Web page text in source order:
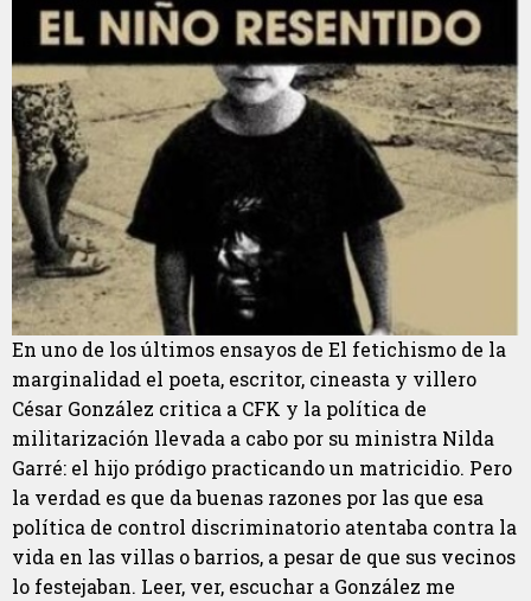
En uno de los últimos ensayos de El fetichismo de la
marginalidad el poeta, escritor, cineasta y villero
César González critica a CFK y la política de
militarización llevada a cabo por su ministra Nilda
Garré: el hijo pródigo practicando un matricidio. Pero
la verdad es que da buenas razones por las que esa
política de control discriminatorio atentaba contra la
vida en las villas o barrios, a pesar de que sus vecinos
lo festejaban. Leer, ver, escuchar a González me